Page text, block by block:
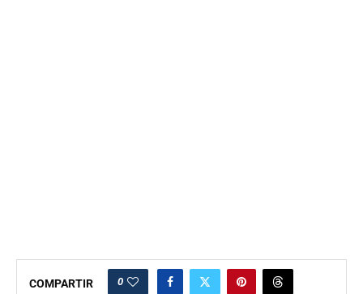
COMPARTIR 0